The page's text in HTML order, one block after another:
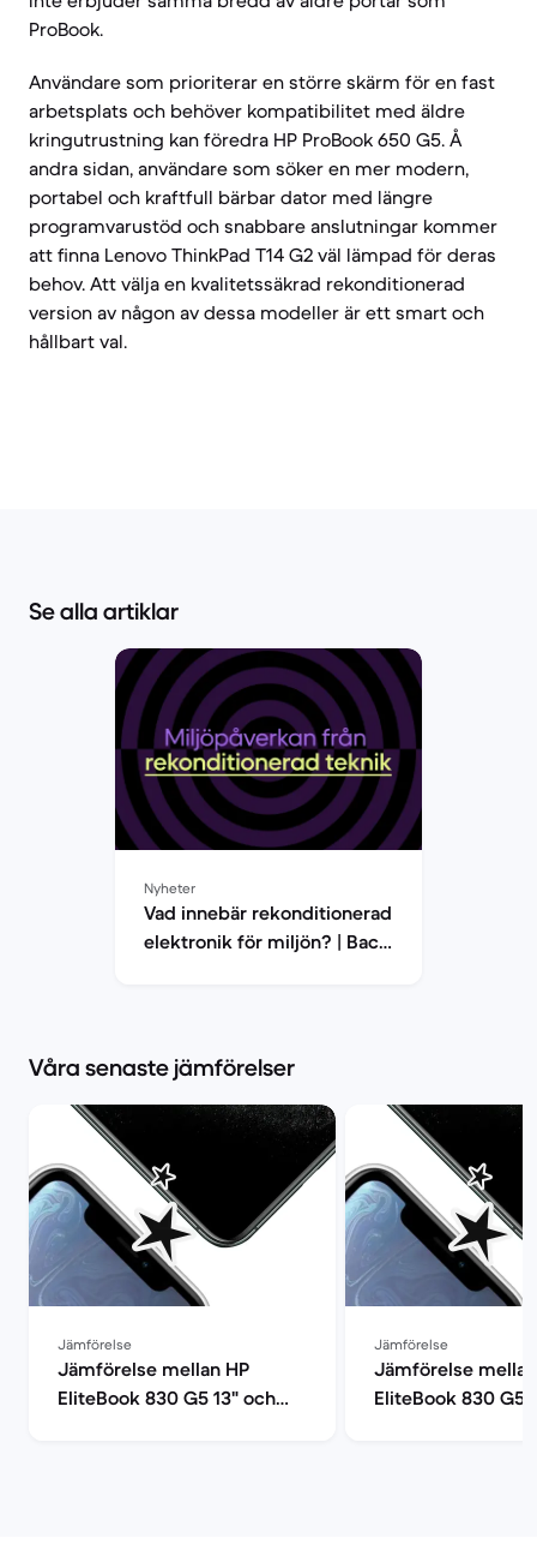
ProBook.
Användare som prioriterar en större skärm för en fast
arbetsplats och behöver kompatibilitet med äldre
kringutrustning kan föredra HP ProBook 650 G5. Å
andra sidan, användare som söker en mer modern,
portabel och kraftfull bärbar dator med längre
programvarustöd och snabbare anslutningar kommer
att finna Lenovo ThinkPad T14 G2 väl lämpad för deras
behov. Att välja en kvalitetssäkrad rekonditionerad
version av någon av dessa modeller är ett smart och
hållbart val.
Se alla artiklar
Nyheter
Vad innebär rekonditionerad
elektronik för miljön? | Back
Våra senaste jämförelser
Jämförelse
Jämförelse mellan HP
EliteBook 830 G5 13" och
Jämförelse
Jämförelse
EliteBook 830 G5